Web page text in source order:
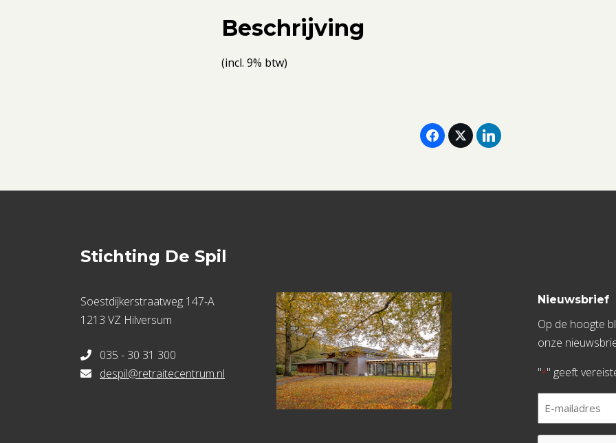
Beschrijving
(incl. 9% btw)
Stichting De Spil
Soestdijkerstraatweg 147-A
1213 VZ Hilversum
035 - 30 31 300
despil@retraitecentrum.nl
Nieuwsbrief
Op de hoogte
onze
"*" geeft
mailadres
*